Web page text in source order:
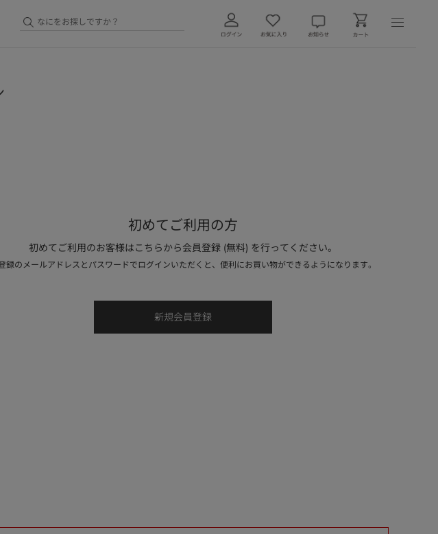
初めてご利用の方
初めてご利用のお客様はこちらから会員登録 (無料) を行ってください。
録のメールアドレスとパスワードでログインいただくと、便利にお買い物ができるようになります。